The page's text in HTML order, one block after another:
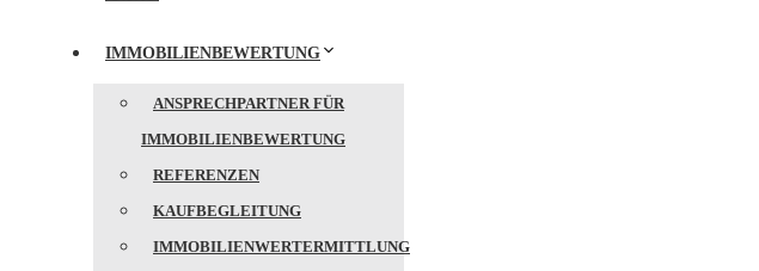
IMMOBILIENBEWERTUNG
ANSPRECHPARTNER FÜR
IMMOBILIENBEWERTUNG
REFERENZEN
KAUFBEGLEITUNG
IMMOBILIENWERTERMITTLUNG